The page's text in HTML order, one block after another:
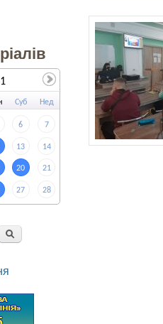
Суб Нед
6 7
13 14
20 21
27 28